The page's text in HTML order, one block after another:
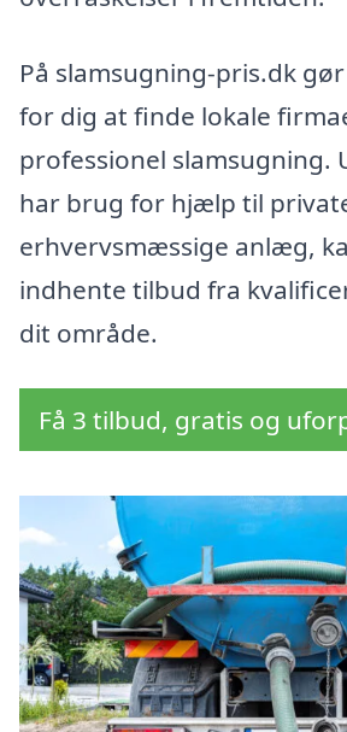
På slamsugning-pris.dk
for dig at finde lokale
professionel slamsugning.
har brug for hjælp til
erhvervsmæssige anlæg,
indhente tilbud fra
dit område.
Få 3 tilbud, gratis og